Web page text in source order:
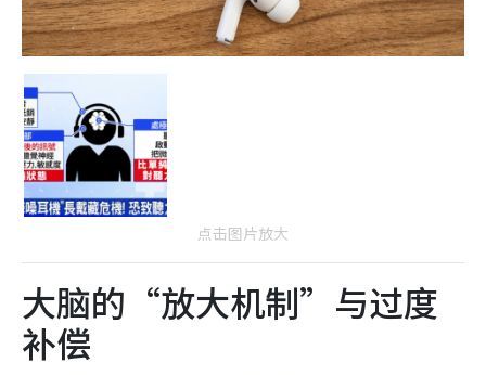
点击图片放大
大脑的“放大机制”与过度
补偿